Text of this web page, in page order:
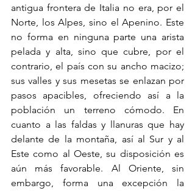
antigua frontera de Italia no era, por el
Norte, los Alpes, sino el Apenino. Este
no forma en ninguna parte una arista
pelada y alta, sino que cubre, por el
contrario, el país con su ancho macizo;
sus valles y sus mesetas se enlazan por
pasos apacibles, ofreciendo así a la
población un terreno cómodo. En
cuanto a las faldas y llanuras que hay
delante de la montaña, así al Sur y al
Este como al Oeste, su disposición es
aún más favorable. Al Oriente, sin
embargo, forma una excepción la